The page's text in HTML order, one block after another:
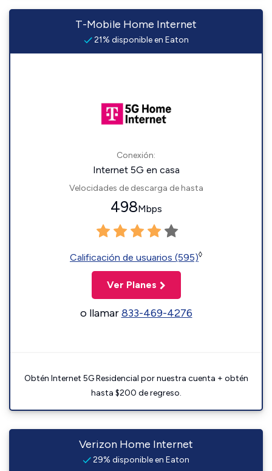
T-Mobile Home Internet
21% disponible en Eaton
Conexión:
Internet 5G en casa
Velocidades de descarga de hasta
498Mbps
Calificación de usuarios (595)◊
Ver Planes
o llamar833-469-4276
Obtén Internet 5G Residencial por nuestra cuenta + obtén
hasta $200 de regreso.
Verizon Home Internet
29% disponible en Eaton